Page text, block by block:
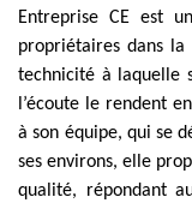
Entreprise CE est
propriétaires dans
technicité à laquelle
l’écoute le rendent
à son équipe, qui se
ses environs, elle
qualité, répondant